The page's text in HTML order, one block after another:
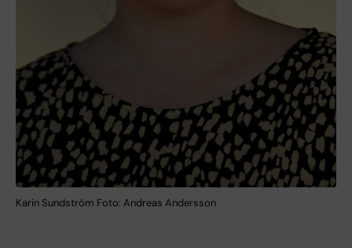
Karin Sundström Foto: Andreas Andersson